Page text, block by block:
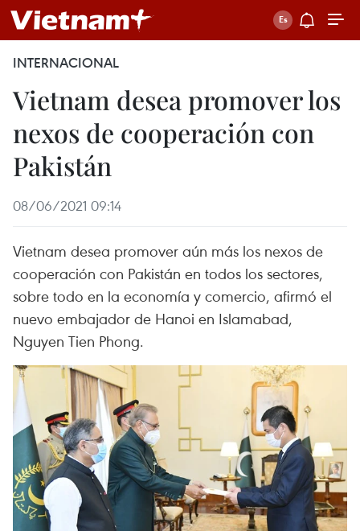
INTERNACIONAL
Vietnam desea promover los
nexos de cooperación con
Pakistán
08/06/2021 09:14
Vietnam desea promover aún más los nexos de
cooperación con Pakistán en todos los sectores,
sobre todo en la economía y comercio, afirmó el
nuevo embajador de Hanoi en Islamabad,
Nguyen Tien Phong.